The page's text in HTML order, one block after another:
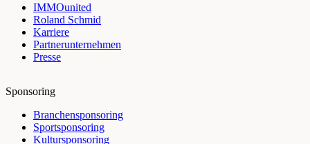
IMMOunited
Roland Schmid
Karriere
Partnerunternehmen
Presse
Sponsoring
Branchensponsoring
Sportsponsoring
Kultursponsoring